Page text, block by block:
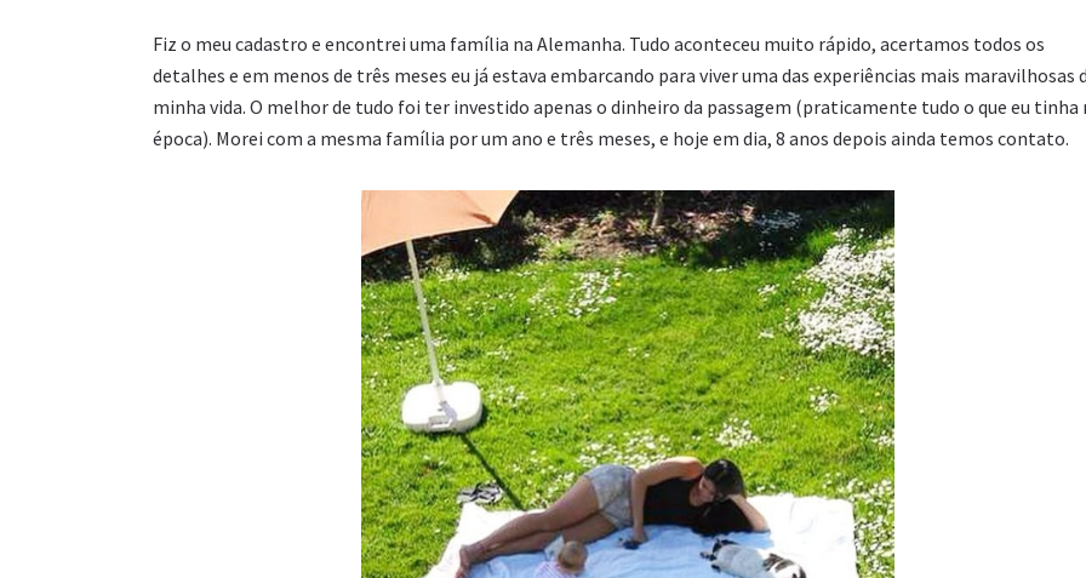
Fiz o meu cadastro e encontrei uma família na Alemanha. Tudo aconteceu muito rápido, acertamos todos os
detalhes e em menos de três meses eu já estava embarcando para viver uma das experiências mais maravilhosas
minha vida. O melhor de tudo foi ter investido apenas o dinheiro da passagem (praticamente tudo o que eu tinha
época). Morei com a mesma família por um ano e três meses, e hoje em dia, 8 anos depois ainda temos contato.